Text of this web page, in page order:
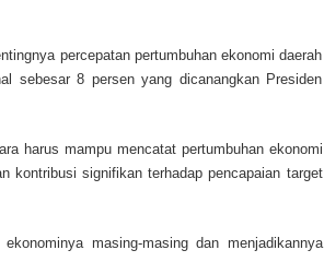
percepatan pertumbuhan ekonomi daerah
sebesar 8 persen yang dicanangkan Presiden
harus mampu mencatat pertumbuhan ekonomi
kontribusi signifikan terhadap pencapaian target
masing-masing dan menjadikannya